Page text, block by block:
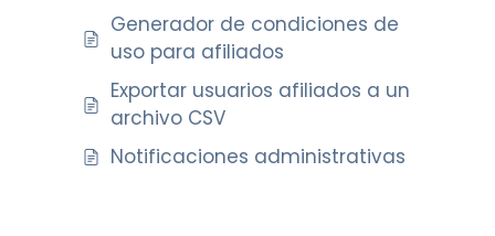
Generador de condiciones de
uso para afiliados
Exportar usuarios afiliados a un
archivo CSV
Notificaciones administrativas